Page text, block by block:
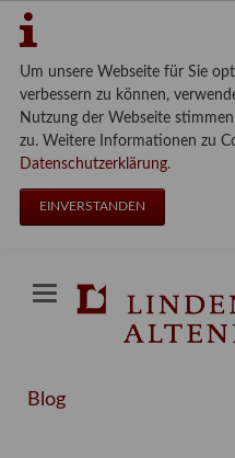
Um unsere Webseite für Sie
verbessern zu können,
Nutzung der Webseite
zu. Weitere Informationen zu
Datenschutzerklärung.
EINVERSTANDEN
Blog